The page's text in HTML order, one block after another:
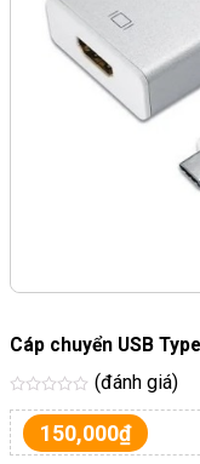
Cáp chuyển USB
Được
xếp
hạng
5
(đánh giá)
150,000₫